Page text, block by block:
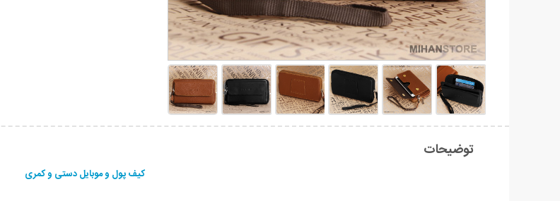
توضیحات
کیف پول و موبایل دستی و کمری